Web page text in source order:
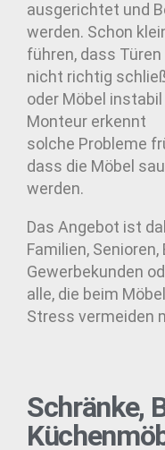
ausgerichtet und
werden. Schon
führen, dass Türen
nicht richtig
oder Möbel
Monteur erkennt
solche Probleme
dass die Möbel
werden.
Das Angebot ist
Familien,
Gewerbekunden
alle, die beim
Stress vermeiden
Schränke,